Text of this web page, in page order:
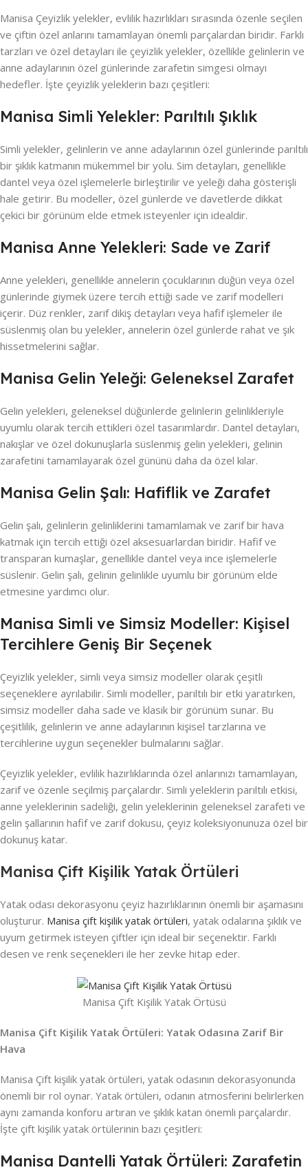
Manisa Çeyizlik yelekler, evlilik hazırlıkları sırasında özenle seçilen
ve çiftin özel anlarını tamamlayan önemli parçalardan biridir. Farklı
tarzları ve özel detayları ile çeyizlik yelekler, özellikle gelinlerin ve
anne adaylarının özel günlerinde zarafetin simgesi olmayı
hedefler. İşte çeyizlik yeleklerin bazı çeşitleri:
Manisa Simli Yelekler: Parıltılı Şıklık
Simli yelekler, gelinlerin ve anne adaylarının özel günlerinde parıltılı
bir şıklık katmanın mükemmel bir yolu. Sim detayları, genellikle
dantel veya özel işlemelerle birleştirilir ve yeleği daha gösterişli
hale getirir. Bu modeller, özel günlerde ve davetlerde dikkat
çekici bir görünüm elde etmek isteyenler için idealdir.
Manisa Anne Yelekleri: Sade ve Zarif
Anne yelekleri, genellikle annelerin çocuklarının düğün veya özel
günlerinde giymek üzere tercih ettiği sade ve zarif modelleri
içerir. Düz renkler, zarif dikiş detayları veya hafif işlemeler ile
süslenmiş olan bu yelekler, annelerin özel günlerde rahat ve şık
hissetmelerini sağlar.
Manisa Gelin Yeleği: Geleneksel Zarafet
Gelin yelekleri, geleneksel düğünlerde gelinlerin gelinlikleriyle
uyumlu olarak tercih ettikleri özel tasarımlardır. Dantel detayları,
nakışlar ve özel dokunuşlarla süslenmiş gelin yelekleri, gelinin
zarafetini tamamlayarak özel gününü daha da özel kılar.
Manisa Gelin Şalı: Hafiflik ve Zarafet
Gelin şalı, gelinlerin gelinliklerini tamamlamak ve zarif bir hava
katmak için tercih ettiği özel aksesuarlardan biridir. Hafif ve
transparan kumaşlar, genellikle dantel veya ince işlemelerle
süslenir. Gelin şalı, gelinin gelinlikle uyumlu bir görünüm elde
etmesine yardımcı olur.
Manisa Simli ve Simsiz Modeller: Kişisel
Tercihlere Geniş Bir Seçenek
Çeyizlik yelekler, simli veya simsiz modeller olarak çeşitli
seçeneklere ayrılabilir. Simli modeller, parıltılı bir etki yaratırken,
simsiz modeller daha sade ve klasik bir görünüm sunar. Bu
çeşitlilik, gelinlerin ve anne adaylarının kişisel tarzlarına ve
tercihlerine uygun seçenekler bulmalarını sağlar.
Çeyizlik yelekler, evlilik hazırlıklarında özel anlarınızı tamamlayan,
zarif ve özenle seçilmiş parçalardır. Simli yeleklerin parıltılı etkisi,
anne yeleklerinin sadeliği, gelin yeleklerinin geleneksel zarafeti ve
gelin şallarının hafif ve zarif dokusu, çeyiz koleksiyonunuza özel bir
dokunuş katar.
Manisa Çift Kişilik Yatak Örtüleri
Yatak odası dekorasyonu çeyiz hazırlıklarının önemli bir aşamasını
oluşturur. Manisa çift kişilik yatak örtüleri, yatak odalarına şıklık ve
uyum getirmek isteyen çiftler için ideal bir seçenektir. Farklı
desen ve renk seçenekleri ile her zevke hitap eder.
Manisa Çift Kişilik Yatak Örtüsü
Manisa Çift Kişilik Yatak Örtüleri: Yatak Odasına Zarif Bir
Hava
Manisa Çift kişilik yatak örtüleri, yatak odasının dekorasyonunda
önemli bir rol oynar. Yatak örtüleri, odanın atmosferini belirlerken
aynı zamanda konforu artıran ve şıklık katan önemli parçalardır.
İşte çift kişilik yatak örtülerinin bazı çeşitleri:
Manisa Dantelli Yatak Örtüleri: Zarafetin